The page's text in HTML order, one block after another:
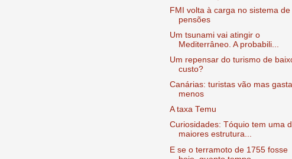
FMI volta à carga no sistema de
pensões
Um tsunami vai atingir o
Mediterrâneo. A probabili...
Um repensar do turismo de
custo?
Canárias: turistas vão mas
menos
A taxa Temu
Curiosidades: Tóquio tem uma
maiores estrutura...
E se o terramoto de 1755 fosse